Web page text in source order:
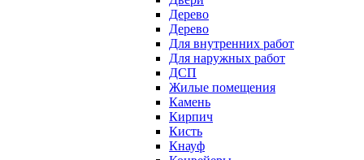
Дерево
Дерево
Для внутренних работ
Для наружных работ
ДСП
Жилые помещения
Камень
Кирпич
Кисть
Кнауф